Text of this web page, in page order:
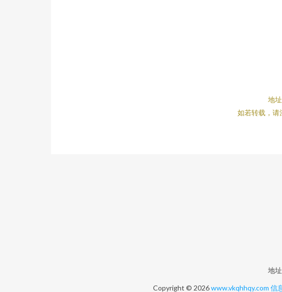
地
如若转载，
地
Copyright © 2026www.vkqhhqy.com 信